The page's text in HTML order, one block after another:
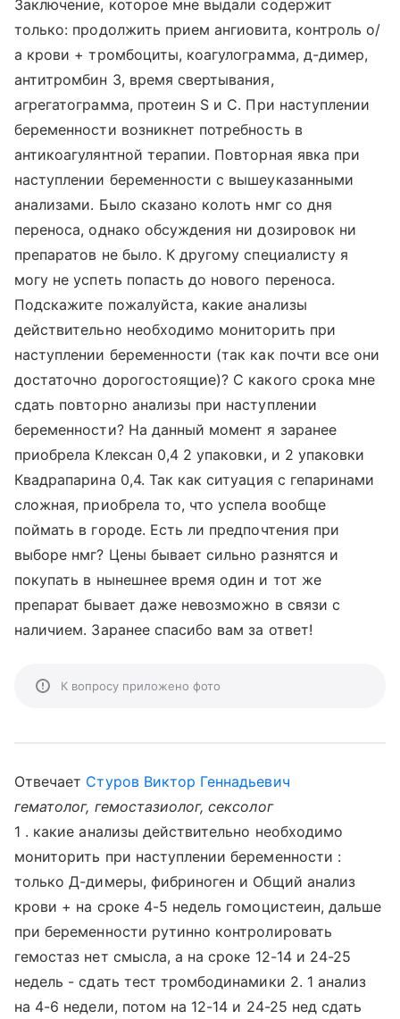
Заключение, которое мне выдали содержит
только: продолжить прием ангиовита, контроль о/
а крови + тромбоциты, коагулограмма, д-димер,
антитромбин 3, время свертывания,
агрегатограмма, протеин S и С. При наступлении
беременности возникнет потребность в
антикоагулянтной терапии. Повторная явка при
наступлении беременности с вышеуказанными
анализами. Было сказано колоть нмг со дня
переноса, однако обсуждения ни дозировок ни
препаратов не было. К другому специалисту я
могу не успеть попасть до нового переноса.
Подскажите пожалуйста, какие анализы
действительно необходимо мониторить при
наступлении беременности (так как почти все они
достаточно дорогостоящие)? С какого срока мне
сдать повторно анализы при наступлении
беременности? На данный момент я заранее
приобрела Клексан 0,4 2 упаковки, и 2 упаковки
Квадрапарина 0,4. Так как ситуация с гепаринами
сложная, приобрела то, что успела вообще
поймать в городе. Есть ли предпочтения при
выборе нмг? Цены бывает сильно разнятся и
покупать в нынешнее время один и тот же
препарат бывает даже невозможно в связи с
наличием. Заранее спасибо вам за ответ!
К вопросу приложено фото
Отвечает Стуров Виктор Геннадьевич
гематолог, гемостазиолог, сексолог
1 . какие анализы действительно необходимо
мониторить при наступлении беременности :
только Д-димеры, фибриноген и Общий анализ
крови + на сроке 4-5 недель гомоцистеин, дальше
при беременности рутинно контролировать
гемостаз нет смысла, а на сроке 12-14 и 24-25
недель - сдать тест тромбодинамики 2. 1 анализ
на 4-6 недели, потом на 12-14 и 24-25 нед сдать